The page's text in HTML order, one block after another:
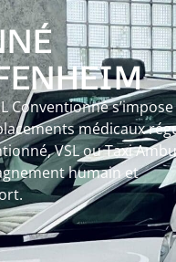
Conventionné s’impose
médicaux
VSL ou Taxi
humain et